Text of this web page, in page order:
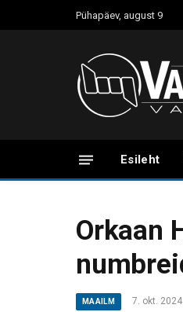
Pühapäev, august 9
Esileht
Orkaan
MAAILM 7. okt. 2024